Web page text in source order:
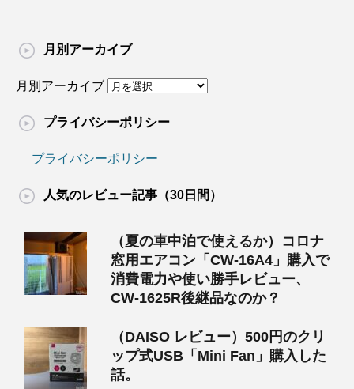
月別アーカイブ
月別アーカイブ
プライバシーポリシー
プライバシーポリシー
人気のレビュー記事（30日間）
（夏の車中泊で使えるか）コロナ
窓用エアコン「CW-16A4」購入で
消費電力や使い勝手レビュー、
CW-1625R後継品なのか？
（DAISO レビュー）500円のクリ
ップ式USB「Mini Fan」購入した
話。